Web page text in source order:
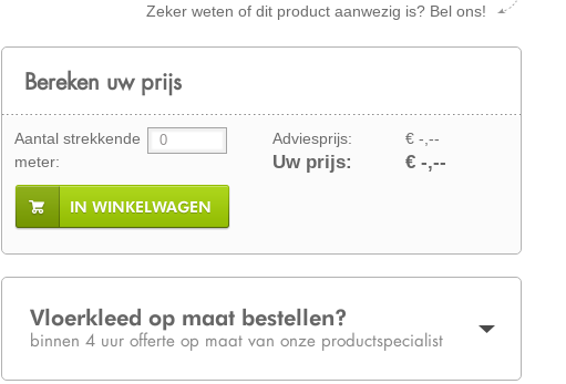
Zeker weten of dit product aanwezig is? Bel ons!
Bereken uw prijs
Aantal strekkende
meter:
Adviesprijs: € -,--
Uw prijs: € -,--
IN WINKELWAGEN
Vloerkleed op maat bestellen?
binnen 4 uur offerte op maat van onze productspecialist